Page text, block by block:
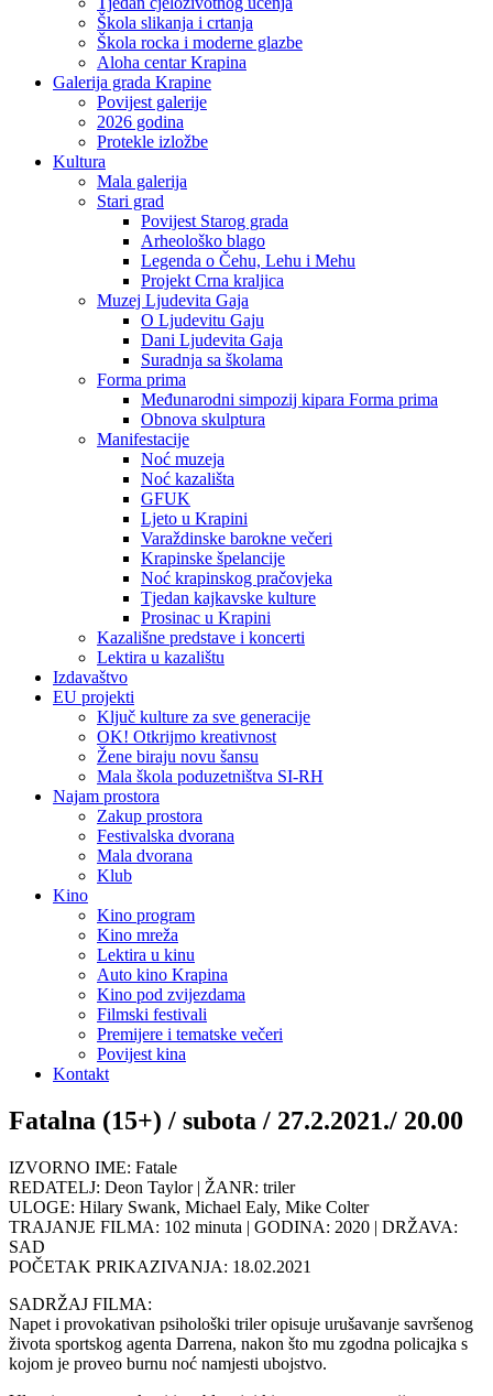
Škola slikanja i crtanja
Škola rocka i moderne glazbe
Aloha centar Krapina
Galerija grada Krapine
Povijest galerije
2026 godina
Protekle izložbe
Kultura
Mala galerija
Stari grad
Povijest Starog grada
Arheološko blago
Legenda o Čehu, Lehu i Mehu
Projekt Crna kraljica
Muzej Ljudevita Gaja
O Ljudevitu Gaju
Dani Ljudevita Gaja
Suradnja sa školama
Forma prima
Međunarodni simpozij kipara Forma prima
Obnova skulptura
Manifestacije
Noć muzeja
Noć kazališta
GFUK
Ljeto u Krapini
Varaždinske barokne večeri
Krapinske špelancije
Noć krapinskog pračovjeka
Tjedan kajkavske kulture
Prosinac u Krapini
Kazališne predstave i koncerti
Lektira u kazalištu
Izdavaštvo
EU projekti
Ključ kulture za sve generacije
OK! Otkrijmo kreativnost
Žene biraju novu šansu
Mala škola poduzetništva SI-RH
Najam prostora
Zakup prostora
Festivalska dvorana
Mala dvorana
Klub
Kino
Kino program
Kino mreža
Lektira u kinu
Auto kino Krapina
Kino pod zvijezdama
Filmski festivali
Premijere i tematske večeri
Povijest kina
Kontakt
Fatalna (15+) / subota / 27.2.2021./ 20.00
IZVORNO IME: Fatale
REDATELJ: Deon Taylor | ŽANR: triler
ULOGE: Hilary Swank, Michael Ealy, Mike Colter
TRAJANJE FILMA: 102 minuta | GODINA: 2020 | DRŽAVA:
SAD
POČETAK PRIKAZIVANJA: 18.02.2021
SADRŽAJ FILMA:
Napet i provokativan psihološki triler opisuje urušavanje savršenog
života sportskog agenta Darrena, nakon što mu zgodna policajka s
kojom je proveo burnu noć namjesti ubojstvo.